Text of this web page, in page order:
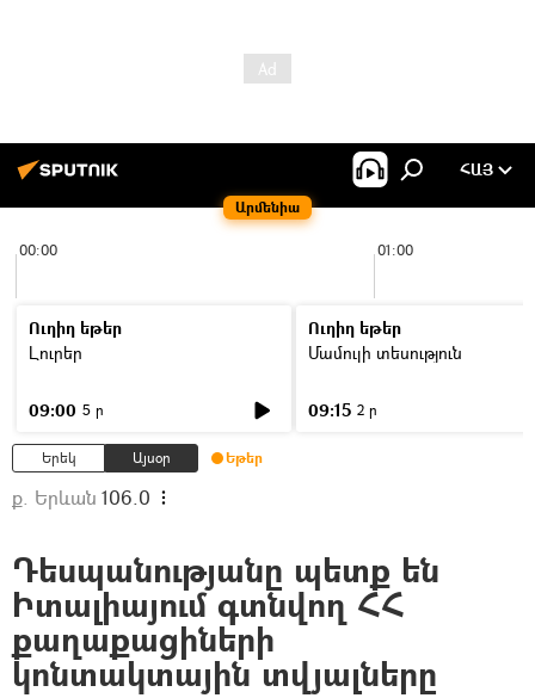
Արմենիա
ՀԱՅ
00:00 01:00
Ուղիղ եթեր
Լուրեր
09:00 5 ր
Ուղիղ եթեր
Մամուլի տեսություն
09:15 2 ր
Երեկ Այսօր Եթեր
ք. Երևան 106.0
Դեսպանությանը պետք են
Իտալիայում գտնվող ՀՀ
քաղաքացիների
կոնտակտային տվյալները